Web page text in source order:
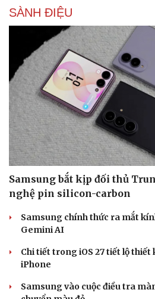
Nhi khoa
Nam khoa
Làm đẹp - giảm cân
Phòng mạch online
Ăn sạch sống khỏe
SÀNH ĐIỆU
Samsung bắt kịp đối thủ
nghệ pin silicon-carbon
Samsung chính thức ra mắt
Gemini AI
Chi tiết trong iOS 27 tiết lộ
iPhone
Samsung vào cuộc điều tra